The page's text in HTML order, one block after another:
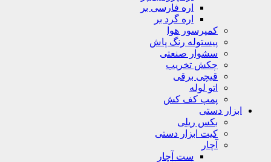
اره فارسی بر
اره گرد بر
کمپرسور هوا
پیستوله رنگ پاش
سشوار صنعتی
چکش تخریب
قیچی برقی
اتو لوله
پمپ کف کش
ابزار دستی
بکس ریلی
کیت ابزار دستی
آچار
ست آچار